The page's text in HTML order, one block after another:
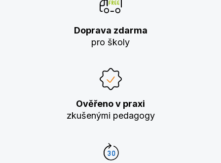
Doprava zdarma
pro školy
Ověřeno v praxi
zkušenými pedagogy